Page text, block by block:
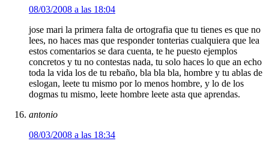
08/03/2008 a las 18:04
jose mari la primera falta de ortografia que tu tienes es que no
lees, no haces mas que responder tonterias cualquiera que lea
estos comentarios se dara cuenta, te he puesto ejemplos
concretos y tu no contestas nada, tu solo haces lo que an echo
toda la vida los de tu rebaño, bla bla bla, hombre y tu ablas de
eslogan, leete tu mismo por lo menos hombre, y lo de los
dogmas tu mismo, leete hombre leete asta que aprendas.
antonio
08/03/2008 a las 18:34